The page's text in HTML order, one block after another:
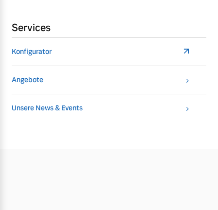
Services
Konfigurator
Angebote
Unsere News & Events